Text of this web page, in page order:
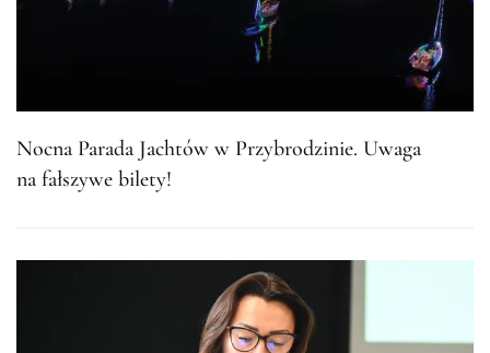
Nocna Parada Jachtów w Przybrodzinie. Uwaga
na fałszywe bilety!